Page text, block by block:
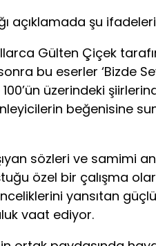
açıklamada şu
Gülten Çiçek
bu eserler ‘Bizde
üzerindeki
beğenisine
sözleri ve samimi
özel bir çalışma
yansıtan
vaat ediyor.